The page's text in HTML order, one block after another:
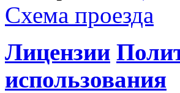
Схема проезда
Лицензии
использования